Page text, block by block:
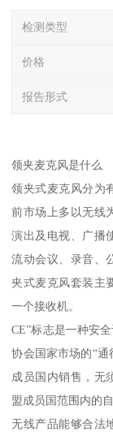
检测类型
价格
报告形式
领夹麦克风是什么
领夹式麦克风分为
前市场上多以无线
演出及电视、广播
流动会议、录音、
夹式麦克风套装主
一个接收机。
CE”标志是一种安
协会国家市场的“通
成员国内销售，无
盟成员国范围内的自
无线产品能够合法